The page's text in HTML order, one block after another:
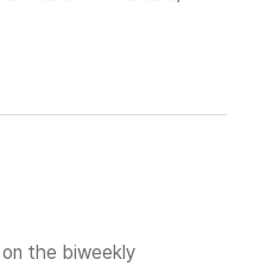
던 사람과의 관계 회복,
the biweekly